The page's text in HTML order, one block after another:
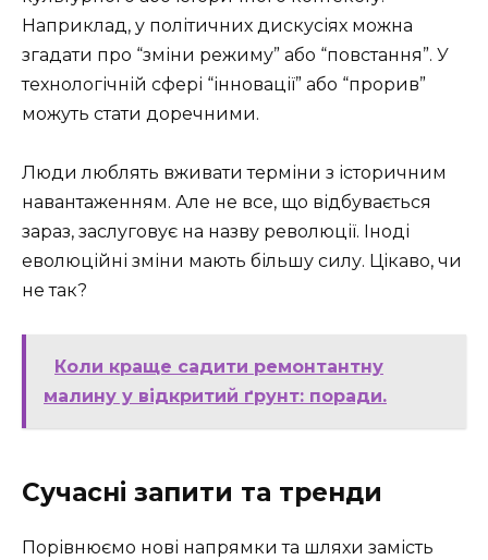
Наприклад, у політичних дискусіях можна
згадати про “зміни режиму” або “повстання”. У
технологічній сфері “інновації” або “прорив”
можуть стати доречними.
Люди люблять вживати терміни з історичним
навантаженням. Але не все, що відбувається
зараз, заслуговує на назву революції. Іноді
еволюційні зміни мають більшу силу. Цікаво, чи
не так?
Коли краще садити ремонтантну
малину у відкритий ґрунт: поради.
Сучасні запити та тренди
Порівнюємо нові напрямки та шляхи замість